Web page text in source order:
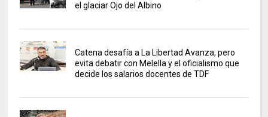
el glaciar Ojo del Albino
Catena desafía a La Libertad Avanza, pero
evita debatir con Melella y el oficialismo que
decide los salarios docentes de TDF